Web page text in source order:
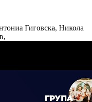
Гиговска, Никола